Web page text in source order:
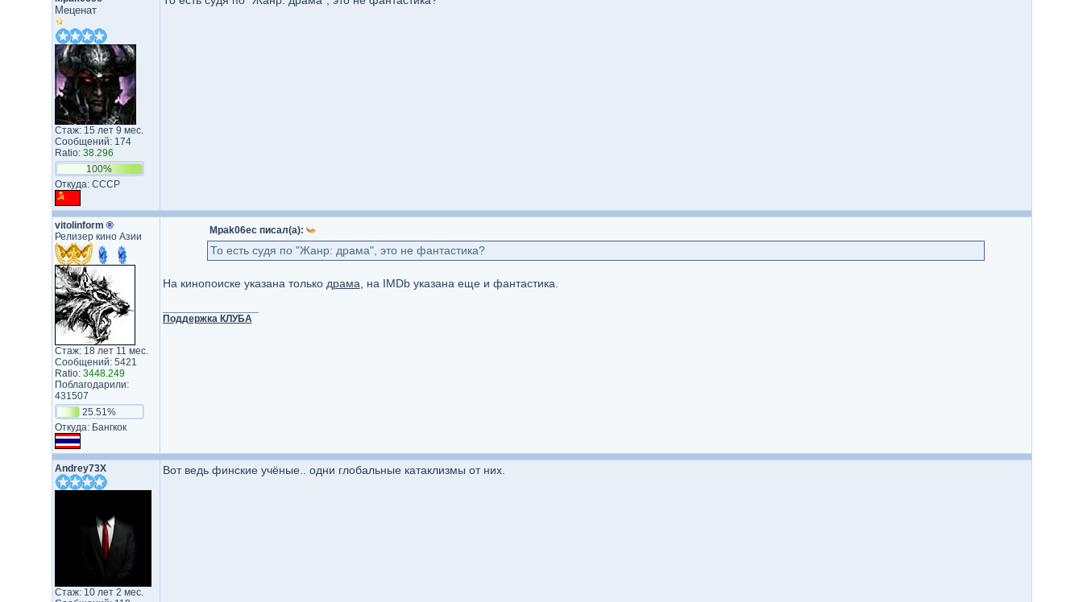
Меценат
Стаж: 15 лет 9 мес.
Сообщений: 174
Ratio: 38.296
100%
Откуда: CCCP
vitolinform ®
Релизер кино Азии
Стаж: 18 лет 11 мес.
Сообщений: 5421
Ratio: 3448.249
Поблагодарили:
431507
25.51%
Откуда: Бангкок
Mpak06ec писал(а):
То есть судя по "Жанр: драма", это не фантастика?
На кинопоиске указана только драма , на IMDb указана еще и фантастика.
Поддержка КЛУБА
Andrey73X
Стаж: 10 лет 2 мес.
Вот ведь финские учёные.. одни глобальные катаклизмы от них.